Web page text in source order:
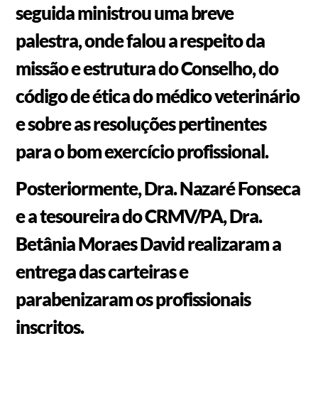
seguida ministrou uma breve
palestra, onde falou a respeito da
missão e estrutura do Conselho, do
código de ética do médico veterinário
e sobre as resoluções pertinentes
para o bom exercício profissional.
Posteriormente, Dra. Nazaré Fonseca
e a tesoureira do CRMV/PA, Dra.
Betânia Moraes David realizaram a
entrega das carteiras e
parabenizaram os profissionais
inscritos.